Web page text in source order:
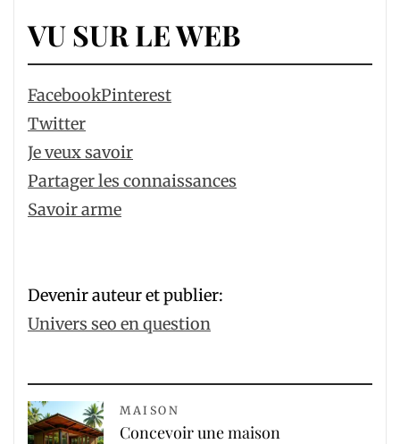
VU SUR LE WEB
FacebookPinterest
Twitter
Je veux savoir
Partager les connaissances
Savoir arme
Devenir auteur et publier:
Univers seo en question
MAISON
Concevoir une maison